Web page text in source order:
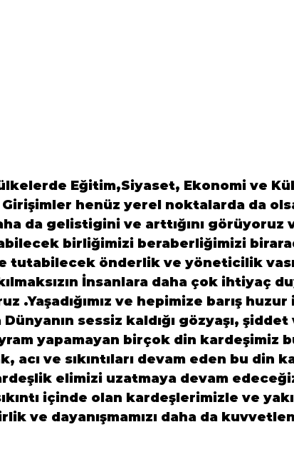
ülkelerde Eğitim,Siyaset, Ekonomi ve
Girişimler henüz yerel noktalarda da
da gelistigini ve arttığını görüyoruz
birliğimizi beraberliğimizi
tutabilecek önderlik ve yöneticilik
İnsanlara daha çok ihtiyaç
.Yaşadığımız ve hepimize barış
sessiz kaldığı gözyaşı,
yapamayan birçok din kardeşimiz
acı ve sıkıntıları devam eden bu din
elimizi uzatmaya devam
içinde olan kardeşlerimizle ve
ve dayanışmamızı daha da